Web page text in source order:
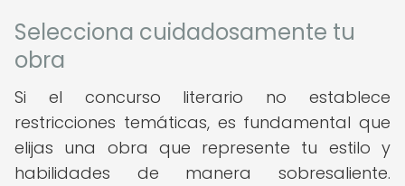
Selecciona cuidadosamente tu
obra
Si el concurso literario no establece
restricciones temáticas, es fundamental que
elijas una obra que represente tu estilo y
habilidades de manera sobresaliente.